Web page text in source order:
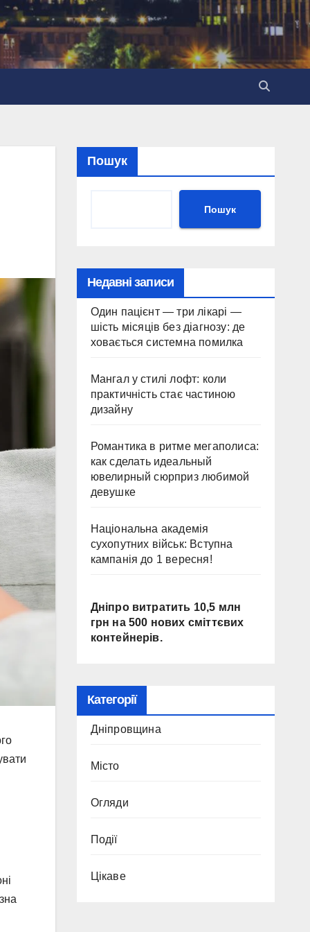
Пошук
Пошук
Недавні записи
Один пацієнт — три лікарі —
шість місяців без діагнозу: де
ховається системна помилка
Мангал у стилі лофт: коли
практичність стає частиною
дизайну
Романтика в ритме мегаполиса:
как сделать идеальный
ювелирный сюрприз любимой
девушке
Національна академія
сухопутних військ: Вступна
кампанія до 1 вересня!
Дніпро витратить 10,5 млн
грн на 500 нових сміттєвих
контейнерів.
Категорії
Дніпровщина
Місто
Огляди
Події
Цікаве